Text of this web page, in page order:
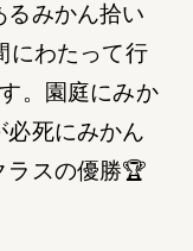
るみかん拾い
にわたって行
。園庭にみか
必死にみかん
ラスの優勝🏆